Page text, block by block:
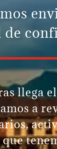
de
llega
a